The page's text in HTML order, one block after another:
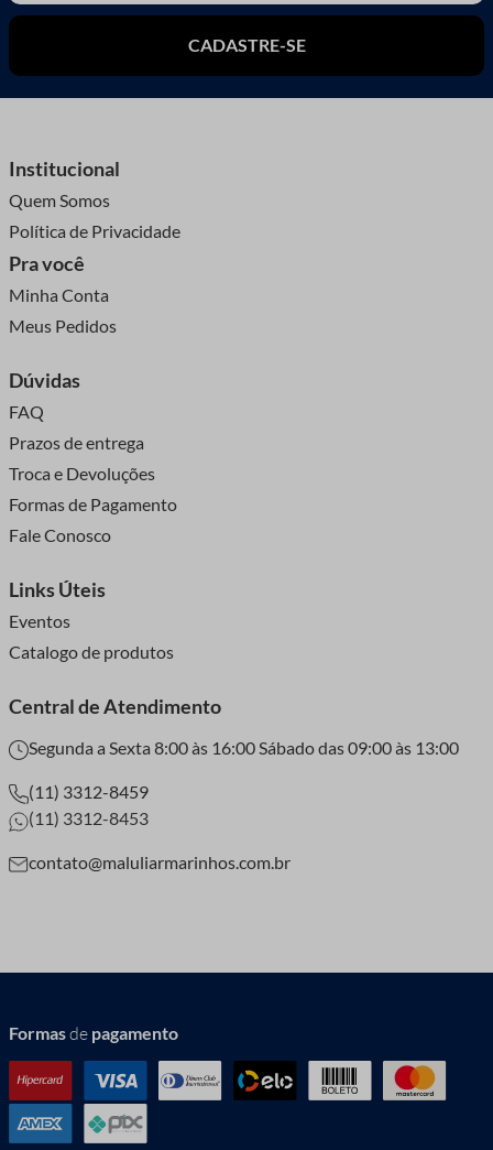
CADASTRE-SE
Institucional
Quem Somos
Política de Privacidade
Pra você
Minha Conta
Meus Pedidos
Dúvidas
FAQ
Prazos de entrega
Troca e Devoluções
Formas de Pagamento
Fale Conosco
Links Úteis
Eventos
Catalogo de produtos
Central de Atendimento
Segunda a Sexta 8:00 às 16:00 Sábado das 09:00 às 13:00
(11) 3312-8459
(11) 3312-8453
contato@maluliarmarinhos.com.br
Formasde pagamento